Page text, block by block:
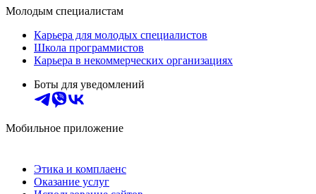
Молодым специалистам
Карьера для молодых специалистов
Школа программистов
Карьера в некоммерческих организациях
Боты для уведомлений
Мобильное приложение
Этика и комплаенс
Оказание услуг